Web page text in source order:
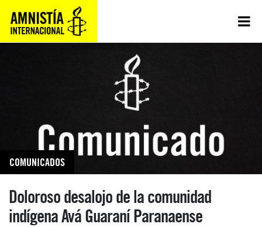
COMUNICADOS
Doloroso desalojo de la comunidad
indígena Avá Guaraní Paranaense